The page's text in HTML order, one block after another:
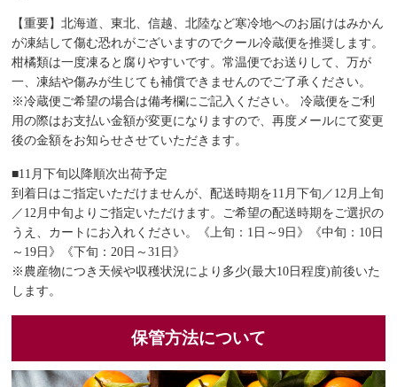
【重要】北海道、東北、信越、北陸など寒冷地へのお届けはみかん
が凍結して傷む恐れがございますのでクール冷蔵便を推奨します。
柑橘類は一度凍ると腐りやすいです。常温便でお送りして、万が
一、凍結や傷みが生じても補償できませんのでご了承ください。
※冷蔵便ご希望の場合は備考欄にご記入ください。 冷蔵便をご利
用の際はお支払い金額が変更になりますので、再度メールにて変更
後の金額をお知らせさせていただきます。
■11月下旬以降順次出荷予定
到着日はご指定いただけませんが、配送時期を11月下旬／12月上旬
／12月中旬よりご指定いただけます。ご希望の配送時期をご選択の
うえ、カートにお入れください。《上旬：1日～9日》《中旬：10日
～19日》《下旬：20日～31日》
※農産物につき天候や収穫状況により多少(最大10日程度)前後いた
します。
保管方法について